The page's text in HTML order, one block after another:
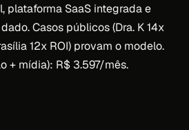
plataforma SaaS integrada e
Casos públicos (Dra. K 14x
12x ROI) provam o modelo.
+ mídia): R$ 3.597/mês.